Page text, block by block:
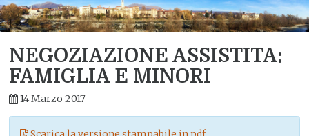
NEGOZIAZIONE ASSISTITA:
FAMIGLIA E MINORI
14 Marzo 2017